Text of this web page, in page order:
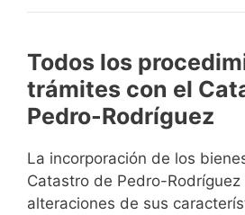
Todos los
trámites con el
Pedro-Rodríguez
La incorporación de los
Catastro de Pedro-
alteraciones de sus